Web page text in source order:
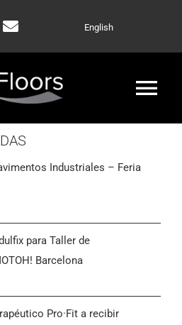
English
Industriales – Feria
para Taller de
Barcelona
Pro·Fit a recibir